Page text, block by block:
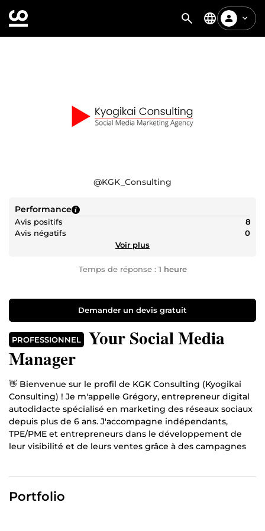
@KGK_Consulting
Performance
Avis positifs
8
Avis négatifs
0
Voir plus
Temps de réponse : 1 heure
Demander un devis gratuit
PROFESSIONNEL
Your Social Media
Manager
👋 Bienvenue sur le profil de KGK Consulting (Kyogikai
Consulting) ! Je m'appelle Grégory, entrepreneur digital
autodidacte spécialisé en marketing des réseaux sociaux
depuis plus de 6 ans. J'accompagne indépendants,
TPE/PME et entrepreneurs dans le développement de
leur visibilité et de leurs ventes grâce à des campagnes
Ce que je vous propose : 📱 Facebook Ads & Instagram
Ads — création et optimisation de campagnes Meta Ads
Portfolio